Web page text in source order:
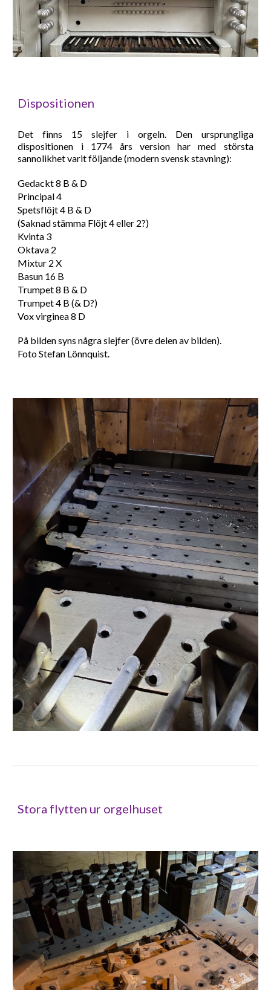
Dispositionen
Det finns 15 slejfer i orgeln. Den ur­sprung­liga
dispositionen i 1774 års version har med största
sannolikhet varit följande (modern svensk stav­ning):
Gedackt 8 B & D
Principal 4
Spetsflöjt 4 B & D
(Saknad stämma Flöjt 4 eller 2?)
Kvinta 3
Oktava 2
Mixtur 2 X
Basun 16 B
Trumpet 8 B & D
Trumpet 4 B (& D?)
Vox virginea 8 D
På bilden syns några slejfer (övre delen av bilden).
Foto Stefan Lönnquist.
Stora flytten ur orgelhuset